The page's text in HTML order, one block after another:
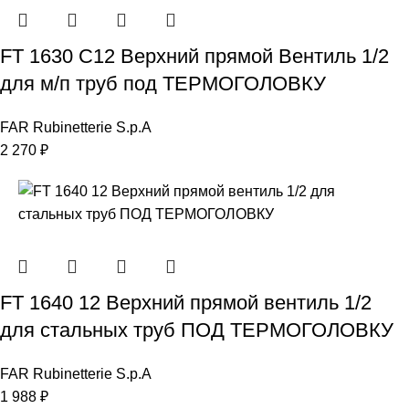
FT 1630 C12 Верхний прямой Вентиль 1/2
для м/п труб под ТЕРМОГОЛОВКУ
FAR Rubinetterie S.p.A
2 270 ₽
FT 1640 12 Верхний прямой вентиль 1/2
для стальных труб ПОД ТЕРМОГОЛОВКУ
FAR Rubinetterie S.p.A
1 988 ₽